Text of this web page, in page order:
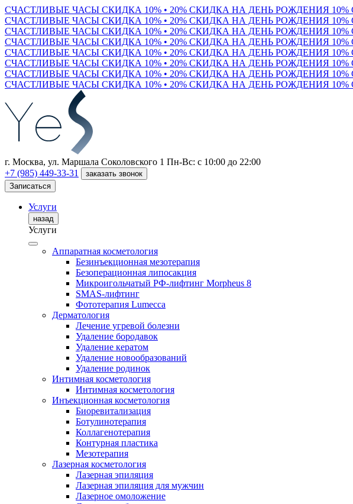
СЧАСТЛИВЫЕ ЧАСЫ СКИДКА 10% • 20% СКИДКА НА ДЕНЬ РОЖДЕНИЯ
СЧАСТЛИВЫЕ ЧАСЫ СКИДКА 10% • 20% СКИДКА НА ДЕНЬ РОЖДЕНИЯ
СЧАСТЛИВЫЕ ЧАСЫ СКИДКА 10% • 20% СКИДКА НА ДЕНЬ РОЖДЕНИЯ
СЧАСТЛИВЫЕ ЧАСЫ СКИДКА 10% • 20% СКИДКА НА ДЕНЬ РОЖДЕНИЯ
СЧАСТЛИВЫЕ ЧАСЫ СКИДКА 10% • 20% СКИДКА НА ДЕНЬ РОЖДЕНИЯ
СЧАСТЛИВЫЕ ЧАСЫ СКИДКА 10% • 20% СКИДКА НА ДЕНЬ РОЖДЕНИЯ
СЧАСТЛИВЫЕ ЧАСЫ СКИДКА 10% • 20% СКИДКА НА ДЕНЬ РОЖДЕНИЯ
СЧАСТЛИВЫЕ ЧАСЫ СКИДКА 10% • 20% СКИДКА НА ДЕНЬ РОЖДЕНИЯ
г. Москва, ул. Маршала Соколовского 1 Пн-Вс: с 10:00 до 22:00
+7 (985) 449-33-31
заказать звонок
Записаться
Услуги
назад
Услуги
Аппаратная косметология
Безинъекционная мезотерапия
Безоперационная липосакция
Микроигольчатый РФ-лифтинг Morpheus 8
SMAS-лифтинг
Фототерапия Lumecca
Дерматология
Лечение угревой болезни
Удаление бородавок
Удаление кератом
Удаление новообразований
Удаление родинок
Интимная косметология
Интимная косметология
Инъекционная косметология
Биоревитализация
Ботулинотерапия
Коллагенотерапия
Контурная пластика
Мезотерапия
Лазерная косметология
Лазерная эпиляция
Лазерная эпиляция для мужчин
Лазерное омоложение